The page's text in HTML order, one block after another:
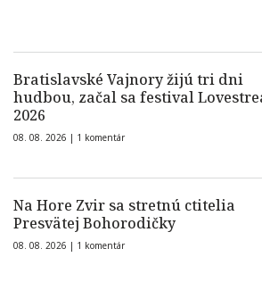
Bratislavské Vajnory žijú tri dni
hudbou, začal sa festival
2026
08. 08. 2026 | 1 komentár
Na Hore Zvir sa stretnú ctitelia
Presvätej Bohorodičky
08. 08. 2026 | 1 komentár